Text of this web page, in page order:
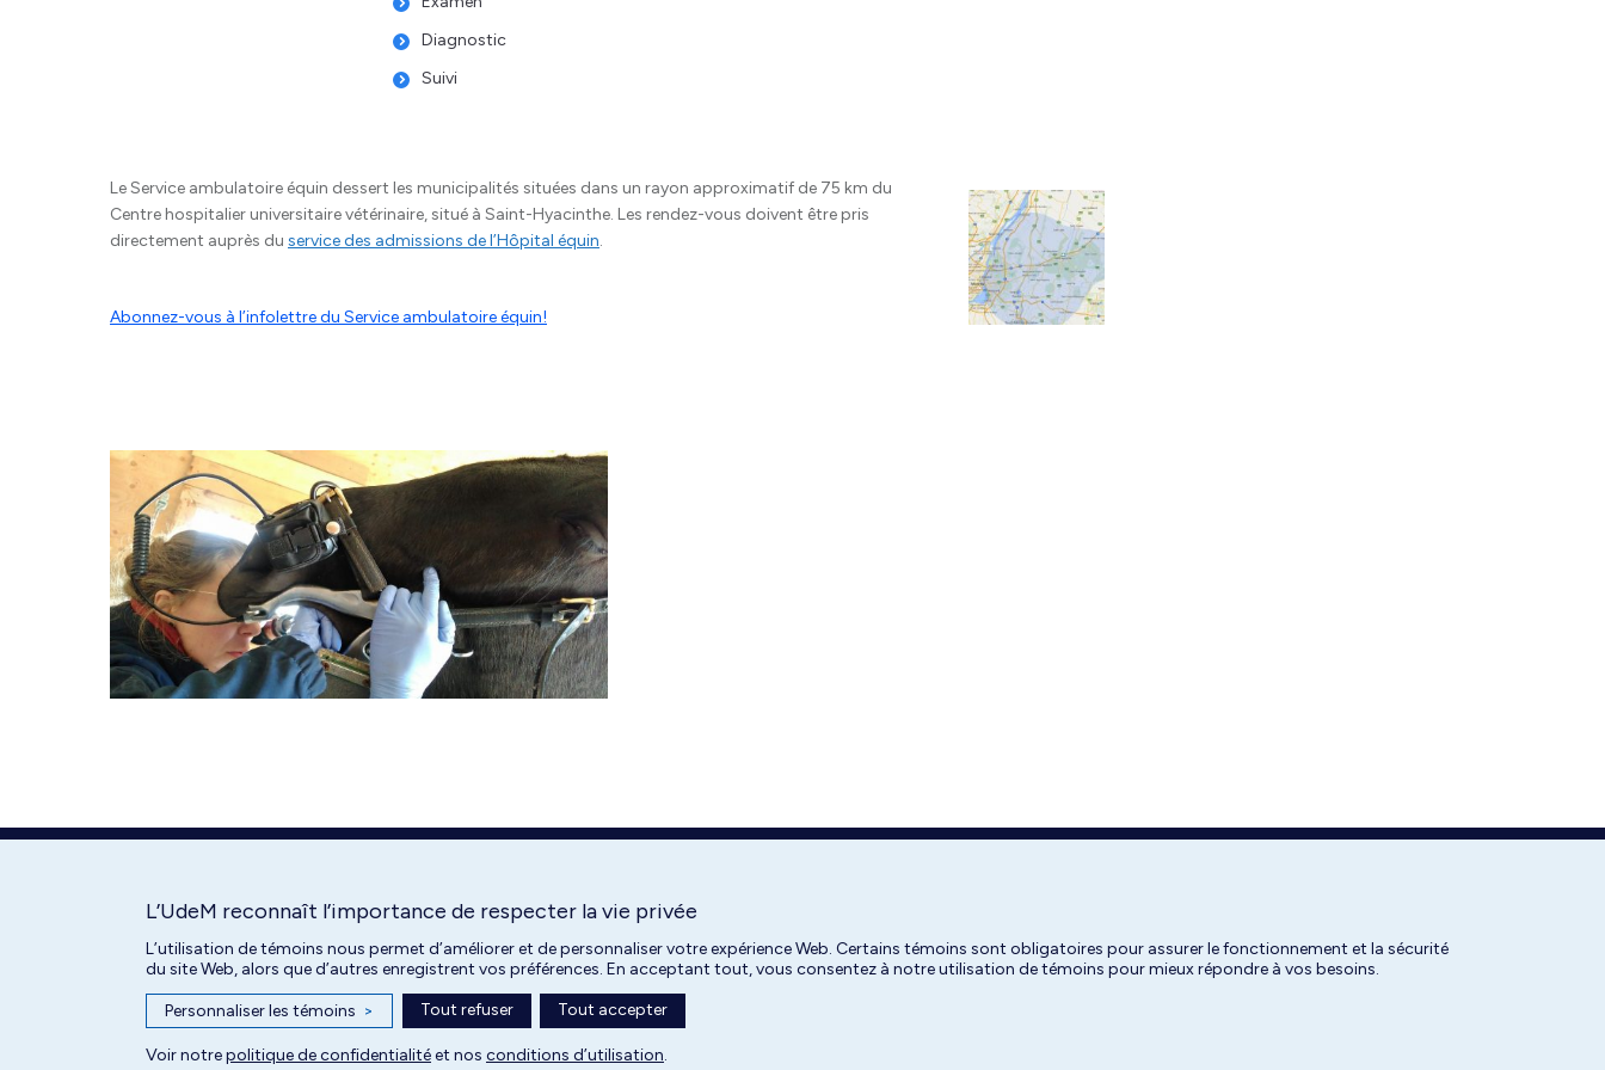
Diagnostic
Suivi
Le Service ambulatoire équin dessert les municipalités situées dans un rayon approximatif de 75 km du
Centre hospitalier universitaire vétérinaire, situé à Saint-Hyacinthe. Les rendez-vous doivent être pris
directement auprès du service des admissions de l’Hôpital équin.
Abonnez-vous à l’infolettre du Service ambulatoire équin!
Tous droits réservés | Centre hospitalier universitaire vétérinaire de l'Université de Montréal | 2026
L’UdeM reconnaît l’importance de respecter la vie privée
L’utilisation de témoins nous permet d’améliorer et de personnaliser votre expérience Web. Certains témoins sont obligatoires pour assurer le fonctionnement et la sécurité
du site Web, alors que d’autres enregistrent vos préférences. En acceptant tout, vous consentez à notre utilisation de témoins pour mieux répondre à vos besoins.
Personnaliser les témoins > Tout refuser Tout accepter
Voir notrepolitique de confidentialitéet nos conditions d’utilisation.